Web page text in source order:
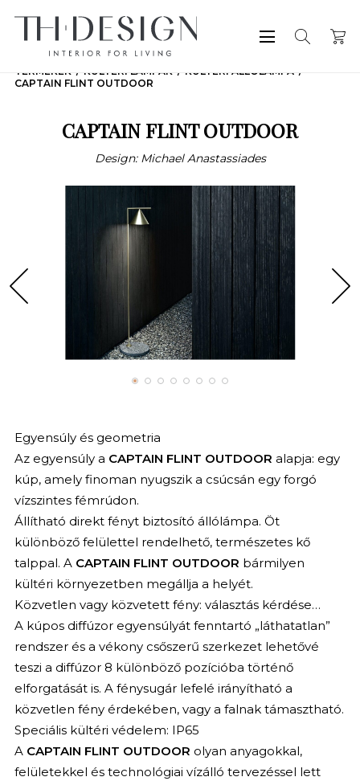
TERMÉKEK KÜLTÉRI LÁMPÁK
KÜLTÉRI ÁLLÓLÁMPA
CAPTAIN FLINT OUTDOOR
CAPTAIN FLINT OUTDOOR
Design: Michael Anastassiades
Egyensúly és geometria
Az egyensúly a CAPTAIN FLINT OUTDOOR alapja: egy
kúp, amely finoman nyugszik a csúcsán egy forgó
vízszintes fémrúdon.
Állítható direkt fényt biztosító állólámpa. Öt
különböző felülettel rendelhető, természetes kő
talppal. A CAPTAIN FLINT OUTDOOR bármilyen
kültéri környezetben megállja a helyét.
Közvetlen vagy közvetett fény: választás kérdése…
A kúpos diffúzor egyensúlyát fenntartó „láthatatlan”
rendszer és a vékony csőszerű szerkezet lehetővé
teszi a diffúzor 8 különböző pozícióba történő
elforgatását is. A fénysugár lefelé irányítható a
közvetlen fény érdekében, vagy a falnak támasztható.
Speciális kültéri védelem: IP65
A CAPTAIN FLINT OUTDOOR olyan anyagokkal,
felületekkel és technológiai vízálló tervezéssel lett